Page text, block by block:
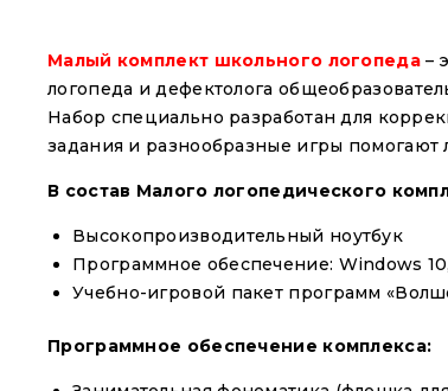
Малый комплект школьного логопеда–
логопеда и дефектолога
Набор специально разработан для
задания и разнообразные игры
В состав Малого логопедического
Высокопроизводительный ноутбук
Программное обеспечение: Windows
Учебно-игровой пакет программ
Программное обеспечение комплекса: